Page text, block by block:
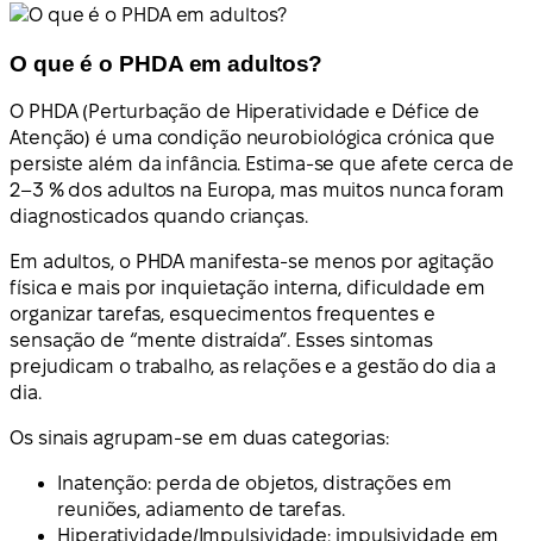
O que é o PHDA em adultos?
O PHDA (Perturbação de Hiperatividade e Défice de
Atenção) é uma condição neurobiológica crónica que
persiste além da infância. Estima-se que afete cerca de
2–3 % dos adultos na Europa, mas muitos nunca foram
diagnosticados quando crianças.
Em adultos, o PHDA manifesta-se menos por agitação
física e mais por inquietação interna, dificuldade em
organizar tarefas, esquecimentos frequentes e
sensação de “mente distraída”. Esses sintomas
prejudicam o trabalho, as relações e a gestão do dia a
dia.
Os sinais agrupam-se em duas categorias:
Inatenção: perda de objetos, distrações em
reuniões, adiamento de tarefas.
Hiperatividade/Impulsividade: impulsividade em